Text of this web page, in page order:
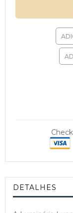
DETALHES